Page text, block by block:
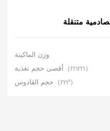
متنقلة
وزن الماكينة
أقصى حجم تغذية（mm）
حجم القادوس（m³）